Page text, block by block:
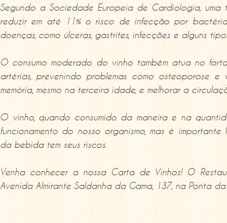
Segundo a Sociedade Europeia de Cardiologia,
reduzir em até 11% o risco de infecção por
doenças, como úlceras, gastrites, infecções e alguns
O consumo moderado do vinho também atua no
artérias, prevenindo problemas como osteoporose e
memória, mesmo na terceira idade, e melhorar a
O vinho, quando consumido da maneira e na
funcionamento do nosso organismo, mas é
da bebida tem seus riscos.
Venha conhecer a nossa Carta de Vinhos! O
Avenida Almirante Saldanha da Gama, 137, na Ponta da